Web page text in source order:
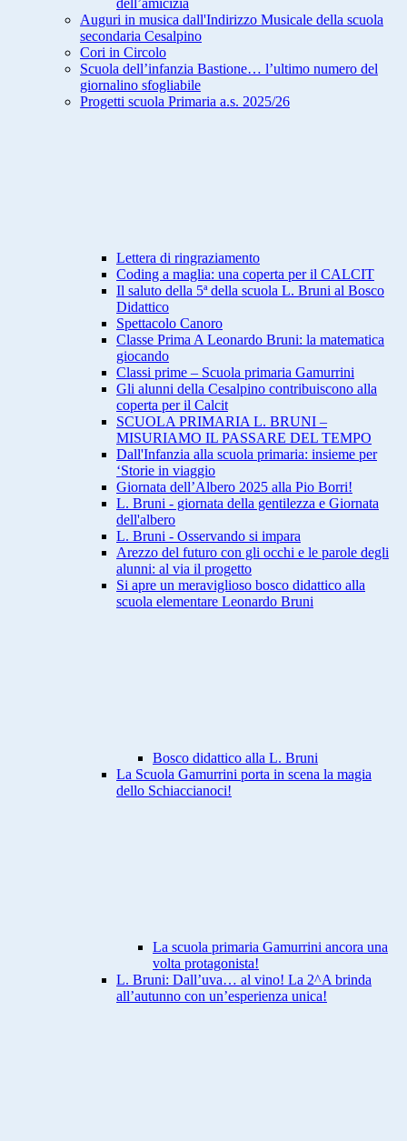
dell’amicizia
Auguri in musica dall'Indirizzo Musicale della scuola
secondaria Cesalpino
Cori in Circolo
Scuola dell’infanzia Bastione… l’ultimo numero del
giornalino sfogliabile
Progetti scuola Primaria a.s. 2025/26
Lettera di ringraziamento
Coding a maglia: una coperta per il CALCIT
Il saluto della 5ª della scuola L. Bruni al Bosco
Didattico
Spettacolo Canoro
Classe Prima A Leonardo Bruni: la matematica
giocando
Classi prime – Scuola primaria Gamurrini
Gli alunni della Cesalpino contribuiscono alla
coperta per il Calcit
SCUOLA PRIMARIA L. BRUNI –
MISURIAMO IL PASSARE DEL TEMPO
Dall'Infanzia alla scuola primaria: insieme per
‘Storie in viaggio
Giornata dell’Albero 2025 alla Pio Borri!
L. Bruni - giornata della gentilezza e Giornata
dell'albero
L. Bruni - Osservando si impara
Arezzo del futuro con gli occhi e le parole degli
alunni: al via il progetto
Si apre un meraviglioso bosco didattico alla
scuola elementare Leonardo Bruni
Bosco didattico alla L. Bruni
La Scuola Gamurrini porta in scena la magia
dello Schiaccianoci!
La scuola primaria Gamurrini ancora una
volta protagonista!
L. Bruni: Dall’uva… al vino! La 2^A brinda
all’autunno con un’esperienza unica!